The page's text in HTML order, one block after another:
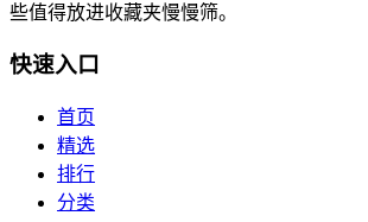
些值得放进收藏夹慢慢筛。
快速入口
首页
精选
排行
分类